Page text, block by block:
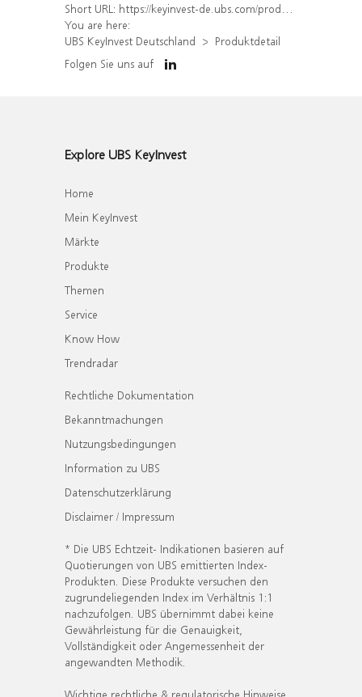
Short URL: https://keyinvest-de.ubs.com/produkt/detail/index/isin/DE000WA8ZXX5
You are here:
UBS KeyInvest Deutschland
Produktdetail
Folgen Sie uns auf
Explore UBS KeyInvest
Home
Mein KeyInvest
Märkte
Produkte
Themen
Service
Know How
Trendradar
Rechtliche Dokumentation
Bekanntmachungen
Nutzungsbedingungen
Information zu UBS
Datenschutzerklärung
Disclaimer / Impressum
* Die UBS Echtzeit- Indikationen basieren auf
Quotierungen von UBS emittierten Index-
Produkten. Diese Produkte versuchen den
zugrundeliegenden Index im Verhältnis 1:1
nachzufolgen. UBS übernimmt dabei keine
Gewährleistung für die Genauigkeit,
Vollständigkeit oder Angemessenheit der
angewandten Methodik.